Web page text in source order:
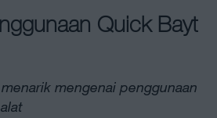
Quick Bayt
mengenai penggunaan